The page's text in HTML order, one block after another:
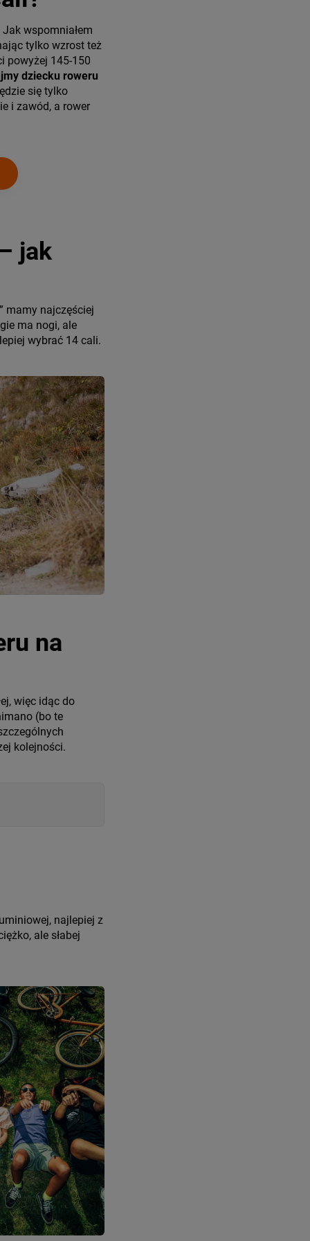
wspomniałem
tylko wzrost też
powyżej 145-150
dziecku roweru
się tylko
i zawód, a rower
jak
mamy najczęściej
ma nogi, ale
wybrać 14 cali.
na
więc idąc do
(bo te
kolejności.
najlepiej z
ale słabej